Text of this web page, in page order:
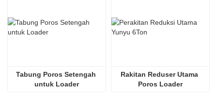
Tabung Poros Setengah
untuk Loader
Rakitan Reduser Utama
Poros Loader